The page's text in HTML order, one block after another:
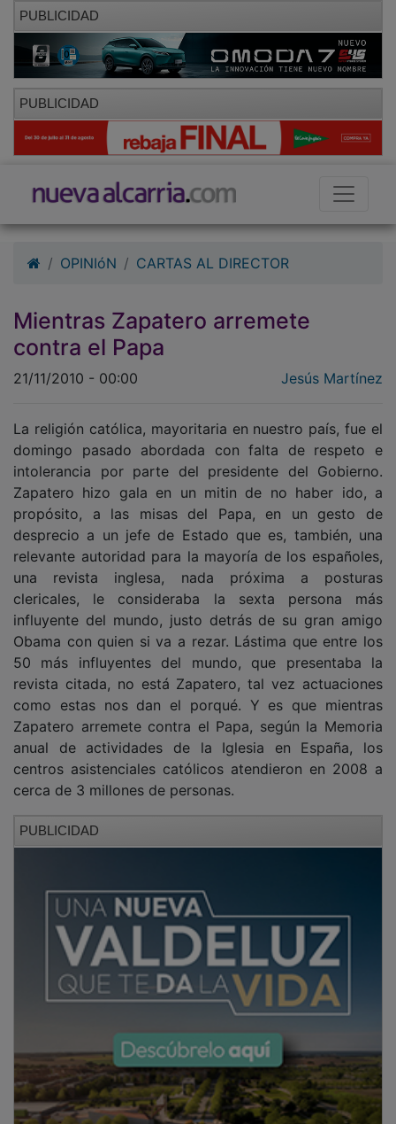
PUBLICIDAD
PUBLICIDAD
OPINIóN CARTAS AL DIRECTOR
Mientras Zapatero arremete
contra el Papa
21/11/2010 - 00:00 Jesús Martínez
La religión católica, mayoritaria en nuestro país, fue el
domingo pasado abordada con falta de respeto e
intolerancia por parte del presidente del Gobierno.
Zapatero hizo gala en un mitin de no haber ido, a
propósito, a las misas del Papa, en un gesto de
desprecio a un jefe de Estado que es, también, una
relevante autoridad para la mayoría de los españoles,
una revista inglesa, nada próxima a posturas
clericales, le consideraba la sexta persona más
influyente del mundo, justo detrás de su gran amigo
Obama con quien si va a rezar. Lástima que entre los
50 más influyentes del mundo, que presentaba la
revista citada, no está Zapatero, tal vez actuaciones
como estas nos dan el porqué. Y es que mientras
Zapatero arremete contra el Papa, según la Memoria
anual de actividades de la Iglesia en España, los
centros asistenciales católicos atendieron en 2008 a
cerca de 3 millones de personas.
PUBLICIDAD